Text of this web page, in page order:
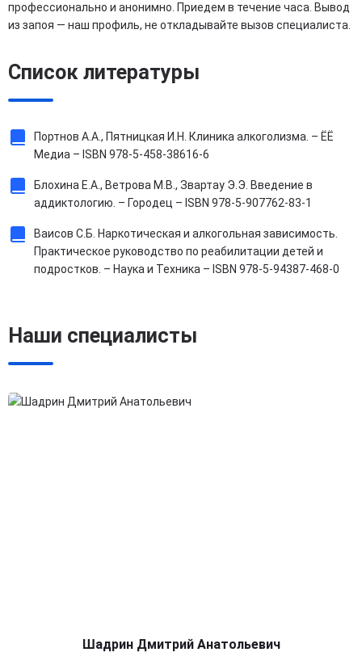
профессионально и анонимно. Приедем в течение часа. Вывод
из запоя — наш профиль, не откладывайте вызов специалиста.
Список литературы
Портнов А.А., Пятницкая И.Н. Клиника алкоголизма. – ЁЁ
Медиа – ISBN 978-5-458-38616-6
Блохина Е.А., Ветрова М.В., Звартау Э.Э. Введение в
аддиктологию. – Городец – ISBN 978-5-907762-83-1
Ваисов С.Б. Наркотическая и алкогольная зависимость.
Практическое руководство по реабилитации детей и
подростков. – Наука и Техника – ISBN 978-5-94387-468-0
Наши специалисты
Шадрин Дмитрий Анатольевич